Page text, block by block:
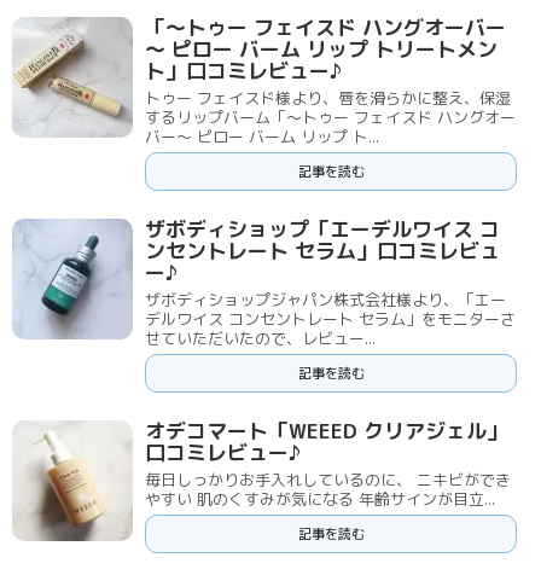
「～トゥー フェイスド ハングオーバー
～ ピロー バーム リップ トリートメン
ト」口コミレビュー♪
トゥー フェイスド様より、唇を滑らかに整え、保湿
するリップバーム「～トゥー フェイスド ハングオー
バー～ ピロー バーム リップ ト...
記事を読む
ザボディショップ「エーデルワイス コ
ンセントレート セラム」口コミレビュ
ー♪
ザボディショップジャパン株式会社様より、「エー
デルワイス コンセントレート セラム」をモニターさ
せていただいたので、レビュー...
記事を読む
オデコマート「WEEED クリアジェル」
口コミレビュー♪
毎日しっかりお手入れしているのに、 ニキビができ
やすい 肌のくすみが気になる 年齢サインが目立...
記事を読む